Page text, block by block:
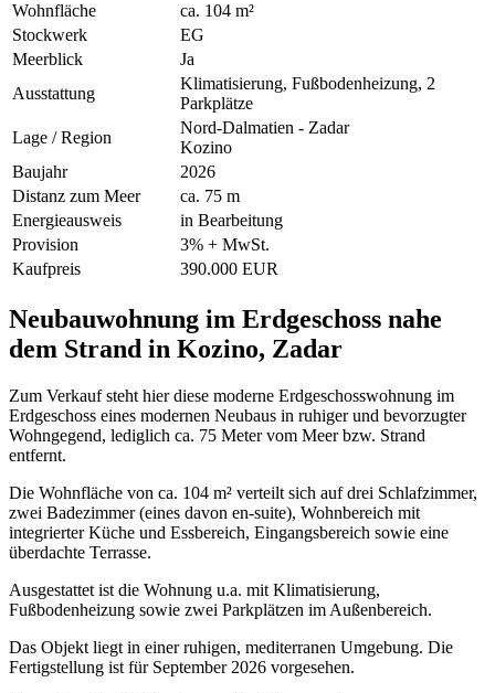
Wohnfläche
ca. 104 m²
Stockwerk
EG
Meerblick
Ja
Ausstattung
Klimatisierung, Fußbodenheizung, 2
Parkplätze
Lage / Region
Nord-Dalmatien - Zadar
Kozino
Baujahr
2026
Distanz zum Meer
ca. 75 m
Energieausweis
in Bearbeitung
Provision
3% + MwSt.
Kaufpreis
390.000 EUR
Neubauwohnung im Erdgeschoss nahe
dem Strand in Kozino, Zadar
Zum Verkauf steht hier diese moderne Erdgeschosswohnung im
Erdgeschoss eines modernen Neubaus in ruhiger und bevorzugter
Wohngegend, lediglich ca. 75 Meter vom Meer bzw. Strand
entfernt.
Die Wohnfläche von ca. 104 m² verteilt sich auf drei Schlafzimmer,
zwei Badezimmer (eines davon en-suite), Wohnbereich mit
integrierter Küche und Essbereich, Eingangsbereich sowie eine
überdachte Terrasse.
Ausgestattet ist die Wohnung u.a. mit Klimatisierung,
Fußbodenheizung sowie zwei Parkplätzen im Außenbereich.
Das Objekt liegt in einer ruhigen, mediterranen Umgebung. Die
Fertigstellung ist für September 2026 vorgesehen.